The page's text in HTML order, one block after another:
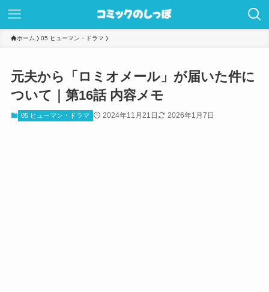
ホーム 05 ヒューマン・ドラマ
元夫から「ロミオメール」が届いた件に
ついて｜第16話 内容メモ
05 ヒューマン・ドラマ 2024年11月21日 2026年1月7日